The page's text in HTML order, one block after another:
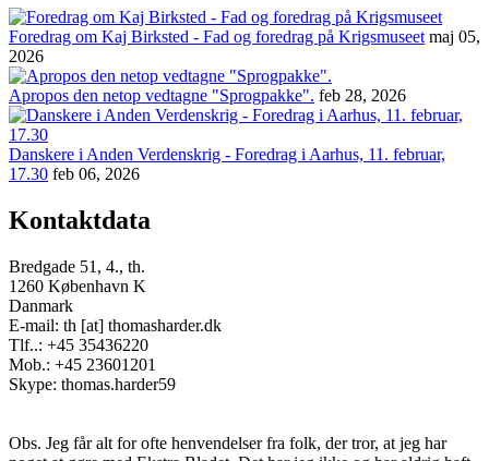
Foredrag om Kaj Birksted - Fad og foredrag på Krigsmuseet maj 05,
2026
Apropos den netop vedtagne "Sprogpakke". feb 28, 2026
Danskere i Anden Verdenskrig - Foredrag i Aarhus, 11. februar,
17.30 feb 06, 2026
Kontaktdata
Bredgade 51, 4., th.
1260 København K
Danmark
E-mail: th [at] thomasharder.dk
Tlf..: +45 35436220
Mob.: +45 23601201
Skype: thomas.harder59
Obs. Jeg får alt for ofte henvendelser fra folk, der tror, at jeg har